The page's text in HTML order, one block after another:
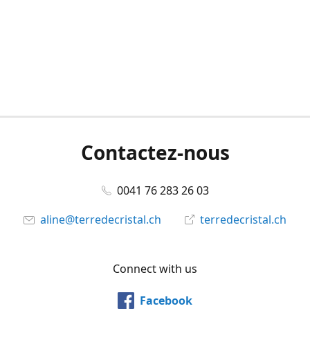
Contactez-nous
0041 76 283 26 03
aline@terredecristal.ch
terredecristal.ch
Connect with us
Facebook